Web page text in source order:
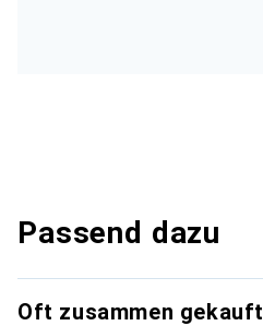
Passend dazu
Oft zusammen gekauft